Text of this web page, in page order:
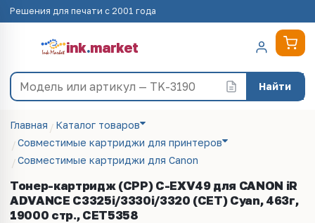
Решения для печати с 2001 года
ink.market
Найти
Главная
Каталог товаров
Совместимые картриджи для принтеров
Совместимые картриджи для Canon
Тонер-картридж (CPP) C-EXV49 для CANON iR
ADVANCE C3325i/3330i/3320 (CET) Cyan, 463г,
19000 стр., CET5358